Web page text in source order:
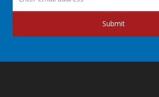
Submit